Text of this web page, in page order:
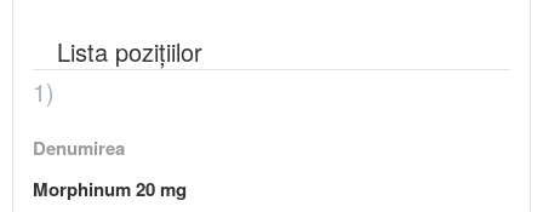
Lista pozițiilor
1)
Denumirea
Morphinum 20 mg